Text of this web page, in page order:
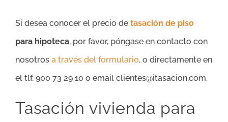
Si desea conocer el precio de tasación de piso
para hipoteca, por favor, póngase en contacto con
nosotros a través del formulario, o directamente en
el tlf. 900 73 29 10 o email clientes@itasacion.com.
Tasación vivienda para